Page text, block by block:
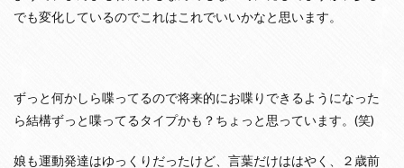
でも変化しているのでこれはこれでいいかなと思います。
ずっと何かしら喋ってるので将来的にお喋りできるようになった
ら結構ずっと喋ってるタイプかも？ちょっと思っています。(笑)
娘も運動発達はゆっくりだったけど、言葉だけははやく、２歳前